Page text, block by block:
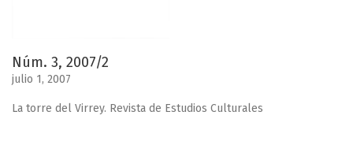
Núm. 3, 2007/2
julio 1, 2007
La torre del Virrey. Revista de Estudios Culturales